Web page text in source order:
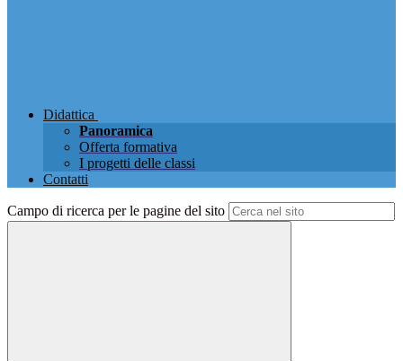
Didattica
Panoramica
Offerta formativa
I progetti delle classi
Contatti
Campo di ricerca per le pagine del sito